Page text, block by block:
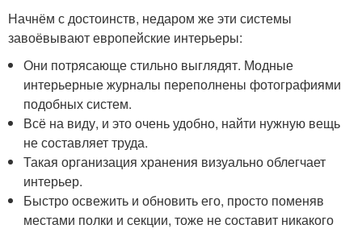
Начнём с достоинств, недаром же эти системы
завоёвывают европейские интерьеры:
Они потрясающе стильно выглядят. Модные
интерьерные журналы переполнены фотографиями
подобных систем.
Всё на виду, и это очень удобно, найти нужную вещь
не составляет труда.
Такая организация хранения визуально облегчает
интерьер.
Быстро освежить и обновить его, просто поменяв
местами полки и секции, тоже не составит никакого